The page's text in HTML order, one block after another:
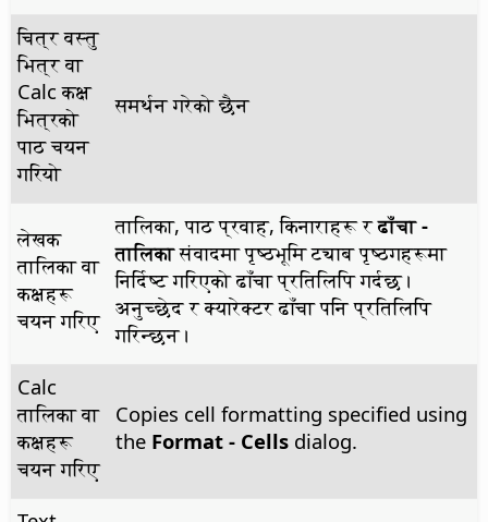
चित्र वस्तु
भित्र वा
Calc कक्ष
भित्रको
पाठ चयन
गरियो
समर्थन गरेको छैन
लेखक
तालिका वा
कक्षहरू
चयन गरिए
तालिका, पाठ प्रवाह, किनाराहरू रढाँचा -
तालिकासंवादमा पृष्ठभूमि ट्याब पृष्ठगहरूमा
निर्दिष्ट गरिएको ढाँचा प्रतिलिपि गर्दछ।
अनुच्छेद र क्यारेक्टर ढाँचा पनि प्रतिलिपि
गरिन्छन।
Calc
तालिका वा
कक्षहरू
चयन गरिए
Copies cell formatting specified using
the Format - Cellsdialog.